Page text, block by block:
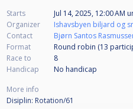
Starts Jul 14, 2025, 12:00 AM
Organizer
Ishavsbyen biljard og
Contact
Bjørn Santos
Format
Round robin (13
Race to
8
Handicap
No handicap
More info
Disiplin: Rotation/61